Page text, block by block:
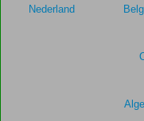
relevantie
Nederland